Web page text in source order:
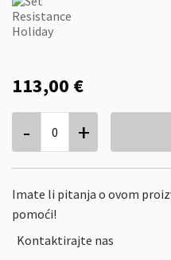
113,00 €
- 0 +
Imate li pitanja o ovom
pomoći!
Kontaktirajte nas